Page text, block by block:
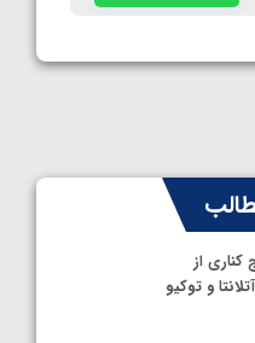
از
و توکیو